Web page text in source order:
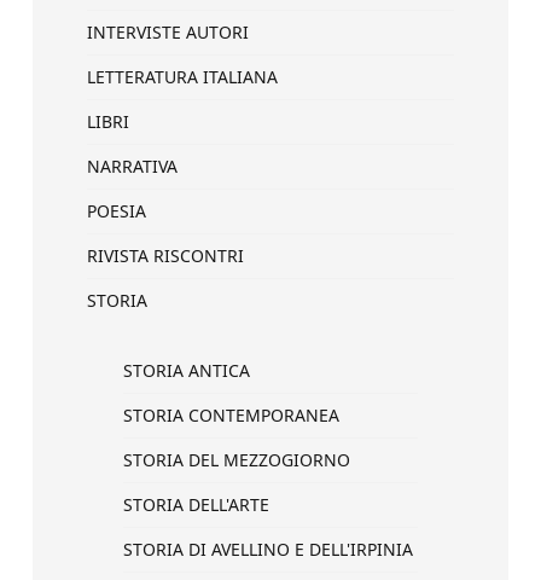
INTERVISTE AUTORI
LETTERATURA ITALIANA
LIBRI
NARRATIVA
POESIA
RIVISTA RISCONTRI
STORIA
STORIA ANTICA
STORIA CONTEMPORANEA
STORIA DEL MEZZOGIORNO
STORIA DELL'ARTE
STORIA DI AVELLINO E DELL'IRPINIA